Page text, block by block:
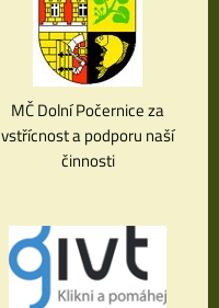
MČ Dolní Počernice za
vstřícnost a podporu naší
činnosti